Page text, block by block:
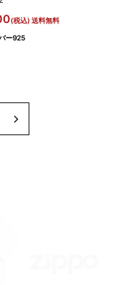
(税込) 送料無料
ー925